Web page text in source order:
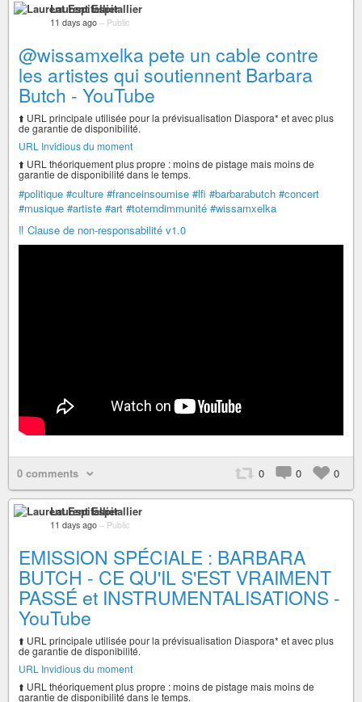
Laurent Espitallier
11 days ago – Public
‪@wissamxelka‬ pete un cable contre
les artistes qui soutiennent Barbara
Butch - YouTube
⬆️ URL principale utilisée pour la prévisualisation Diaspora* et avec plus
de garantie de disponibilité.
URL Invidious du moment
⬆️ URL théoriquement plus propre : moins de pistage mais moins de
garantie de disponibilité dans le temps.
#politique #culture #franceinsoumise #lfi #barbarabutch #concert
#musique #artiste #art #totemdimmunité #wissamxelka
‼️ Clause de non-responsabilité v1.0
0 comments 0 0 0
Laurent Espitallier
11 days ago – Public
EMISSION SPÉCIALE : BARBARA
BUTCH - CE QU'IL S'EST VRAIMENT
PASSÉ et INSTRUMENTALISATIONS -
YouTube
⬆️ URL principale utilisée pour la prévisualisation Diaspora* et avec plus
de garantie de disponibilité.
URL Invidious du moment
⬆️ URL théoriquement plus propre : moins de pistage mais moins de
garantie de disponibilité dans le temps.